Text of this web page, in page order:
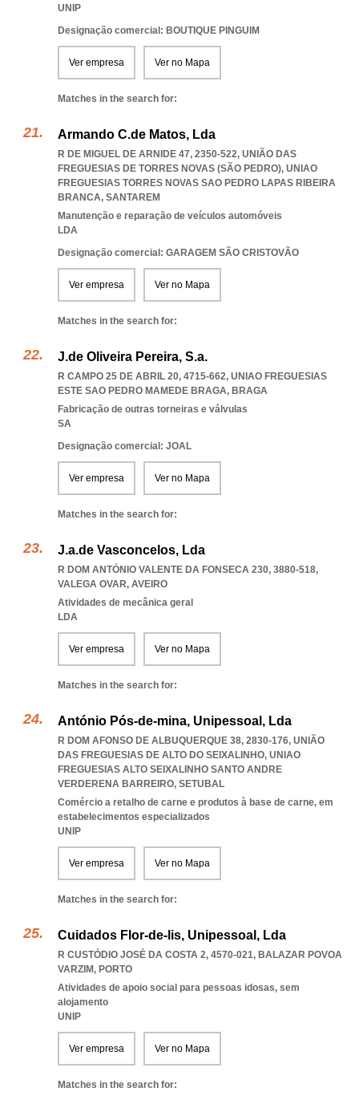
UNIP
Designação comercial: BOUTIQUE PINGUIM
Ver empresa Ver no Mapa
Matches in the search for:
Armando C.de Matos, Lda
R DE MIGUEL DE ARNIDE 47, 2350-522, UNIÃO DAS
FREGUESIAS DE TORRES NOVAS (SÃO PEDRO), UNIAO
FREGUESIAS TORRES NOVAS SAO PEDRO LAPAS RIBEIRA
BRANCA, SANTAREM
Manutenção e reparação de veículos automóveis
LDA
Designação comercial: GARAGEM SÃO CRISTOVÃO
Ver empresa Ver no Mapa
Matches in the search for:
J.de Oliveira Pereira, S.a.
R CAMPO 25 DE ABRIL 20, 4715-662, UNIAO FREGUESIAS
ESTE SAO PEDRO MAMEDE BRAGA, BRAGA
Fabricação de outras torneiras e válvulas
SA
Designação comercial: JOAL
Ver empresa Ver no Mapa
Matches in the search for:
J.a.de Vasconcelos, Lda
R DOM ANTÓNIO VALENTE DA FONSECA 230, 3880-518,
VALEGA OVAR, AVEIRO
Atividades de mecânica geral
LDA
Ver empresa Ver no Mapa
Matches in the search for:
António Pós-de-mina, Unipessoal, Lda
R DOM AFONSO DE ALBUQUERQUE 38, 2830-176, UNIÃO
DAS FREGUESIAS DE ALTO DO SEIXALINHO, UNIAO
FREGUESIAS ALTO SEIXALINHO SANTO ANDRE
VERDERENA BARREIRO, SETUBAL
Comércio a retalho de carne e produtos à base de carne, em
estabelecimentos especializados
UNIP
Ver empresa Ver no Mapa
Matches in the search for:
Cuidados Flor-de-lis, Unipessoal, Lda
R CUSTÓDIO JOSÉ DA COSTA 2, 4570-021, BALAZAR POVOA
VARZIM, PORTO
Atividades de apoio social para pessoas idosas, sem
alojamento
UNIP
Ver empresa Ver no Mapa
Matches in the search for: